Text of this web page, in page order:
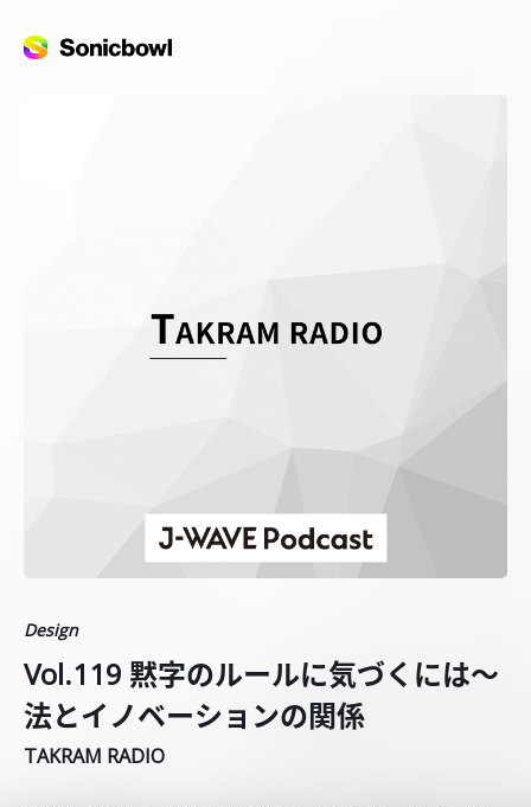
Design
Vol.119 黙字のルールに気づくには～
法とイノベーションの関係
TAKRAM RADIO